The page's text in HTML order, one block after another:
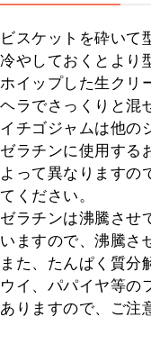
ビスケットを砕いて
冷やしておくとより
ホイップした生クリ
ヘラでさっくりと混
イチゴジャムは他の
ゼラチンに使用する
よって異なりますの
てください。
ゼラチンは沸騰させ
いますので、沸騰さ
また、たんぱく質分
ウイ、パパイヤ等の
ありますので、ご注